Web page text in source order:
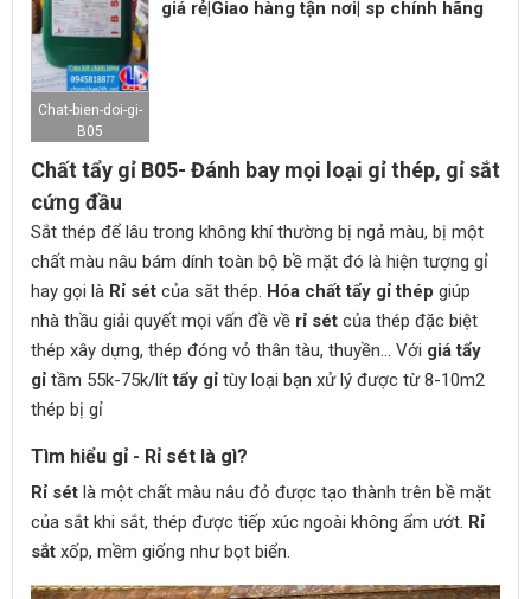
Chat-bien-doi-gi-
B05
giá rẻ|Giao hàng tận nơi| sp chính hãng
Chất tẩy gỉ B05- Đánh bay mọi loại gỉ thép, gỉ sắt
cứng đầu
Sắt thép để lâu trong không khí thường bị ngả màu, bị một
chất màu nâu bám dính toàn bộ bề mặt đó là hiện tượng gỉ
hay gọi là Rỉ sét của săt thép. Hóa chất tẩy gỉ thép giúp
nhà thầu giải quyết mọi vấn đề về rỉ sét của thép đặc biệt
thép xây dựng, thép đóng vỏ thân tàu, thuyền... Với giá tẩy
gỉ tầm 55k-75k/líttẩy gỉ tùy loại bạn xử lý được từ 8-10m2
thép bị gỉ
Tìm hiểu gỉ - Rỉ sét là gì?
Rỉ sét là một chất màu nâu đỏ được tạo thành trên bề mặt
của sắt khi sắt, thép được tiếp xúc ngoài không ẩm ướt. Rỉ
sắt xốp, mềm giống như bọt biển.